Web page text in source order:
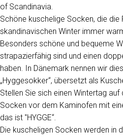
of Scandinavia.
Schöne kuschelige Socken, die die
skandinavischen Winter immer
Besonders schöne und bequeme
strapazierfähig sind und einen
haben. In Dänemark nennen wir
„Hyggesokker“, übersetzt als
Stellen Sie sich einen Wintertag
Socken vor dem Kaminofen mit
das ist "HYGGE“.
Die kuscheligen Socken werden in